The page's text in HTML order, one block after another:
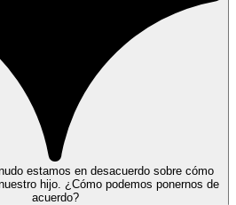
estamos en desacuerdo sobre cómo
hijo. ¿Cómo podemos ponernos de
acuerdo?